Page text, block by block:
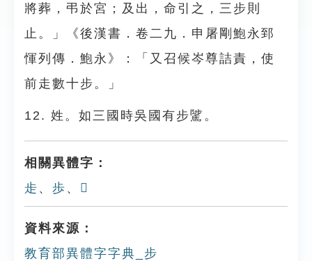
將葬，弔於宮；及出，命引之，三步則
止。」《後漢書．卷二九．申屠剛鮑永郅
惲列傳．鮑永》：「又召候岑尊詰責，使
前走數十步。」
12. 姓。如三國時吳國有步騭。
相關異體字：
歨 、 歩 、 𣥕
資料來源：
教育部異體字字典_步